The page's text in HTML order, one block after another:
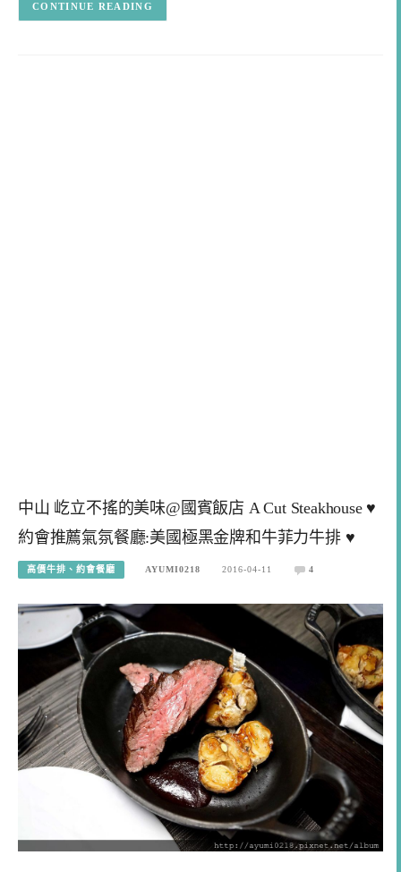
CONTINUE READING
中山 屹立不搖的美味@國賓飯店 A Cut Steakhouse ♥
約會推薦氣氛餐廳:美國極黑金牌和牛菲力牛排 ♥
高價牛排、約會餐廳 AYUMI0218 2016-04-11 4